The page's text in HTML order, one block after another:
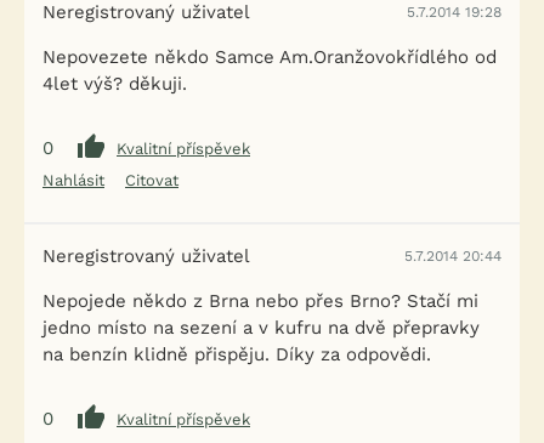
Neregistrovaný uživatel 5.7.2014 19:28
Nepovezete někdo Samce Am.Oranžovokřídlého od
4let výš? děkuji.
0
Kvalitní příspěvek
Nahlásit
Citovat
Neregistrovaný uživatel 5.7.2014 20:44
Nepojede někdo z Brna nebo přes Brno? Stačí mi
jedno místo na sezení a v kufru na dvě přepravky
na benzín klidně přispěju. Díky za odpovědi.
0
Kvalitní příspěvek